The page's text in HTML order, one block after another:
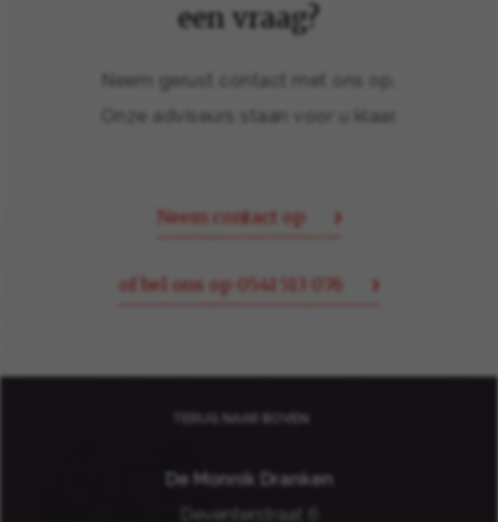
een vraag?
Neem gerust contact met ons op.
Onze adviseurs staan voor u klaar.
Neem contact op
of bel ons op 0541 513 076
De Monnik Dranken
Deventerstraat 6